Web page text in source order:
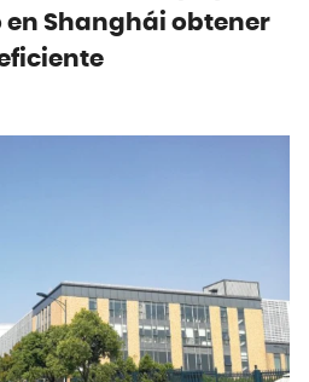
Shanghái obtener